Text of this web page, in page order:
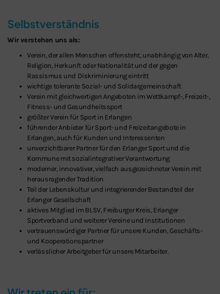
Selbstverständnis
Wir verstehen uns als:
Verein, der allen Menschen offensteht, unabhängig von Alter,
Religion, Herkunft oder Nationalität und der gegen
Rassismus und Diskriminierung eintritt
wichtige tolerante Sozial- und Solidargemeinschaft
Verein mit gleichwertigen Angeboten im Wettkampf-, Freizeit-,
Fitness- und Gesundheitssport
größter Verein für Sport in Erlangen
führender Anbieter für Sport- und Freizeitangebote in
Erlangen, auch für Kunden und Interessenten
unverzichtbarer Partner für den Erlanger Sport und die
Kommune mit sozialintegrativer Verantwortung
moderner, innovativer, vielfach ausgezeichneter Verein mit
herausragender Tradition
Teil der Lebenskultur und integrierender Bestandteil der
Erlanger Gesellschaft
aktives Mitglied im BLSV, Freiburger Kreis, Erlanger
Sportverband und weiterer Vereine und Institutionen
vertrauenswürdiger Partner für unsere Kunden, Geschäfts-
und Kooperationspartner
verlässlicher Arbeitgeber für unsere Mitarbeiter.